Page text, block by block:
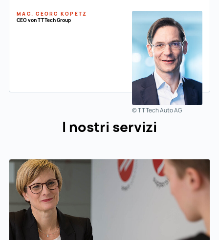
MAG. GEORG KOPETZ
CEO von TTTech Group
© TTTech Auto AG
I nostri servizi